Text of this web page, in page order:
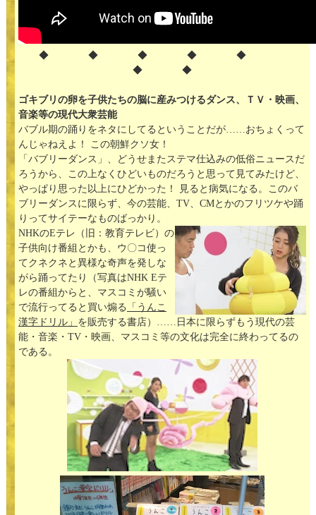
◆ ◆ ◆ ◆ ◆
◆ ◆
ゴキブリの卵を子供たちの脳に産みつけるダンス、ＴＶ・映画、
音楽等の現代大衆芸能
バブル期の踊りをネタにしてるということだが……おちょくって
んじゃねえよ！ この朝鮮クソ女！
「バブリーダンス」、どうせまたステマ仕込みの低俗ニュースだ
ろうから、この上なくひどいものだろうと思って見てみたけど、
やっぱり思った以上にひどかった！ 見ると病気になる。このバ
ブリーダンスに限らず、今の芸能、TV、CMとかのフリツケや踊
りってサイテーなものばっかり。
NHKのEテレ（旧：教育テレビ）の
子供向け番組とかも、ウ〇コ使っ
てクネクネと異様な奇声を発しな
がら踊ってたり（写真はNHK Eテ
レの番組からと、マスコミが騒い
で流行ってると買い煽る
「うんこ
漢字ドリル」 を販売する書店）……日本に限らずもう現代の芸
能・音楽・TV・映画、マスコミ等の文化は完全に終わってるの
である。